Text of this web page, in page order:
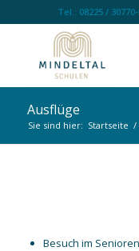
Tel.: 08225 /
Ausflüge
Sie sind hier: Startseite /
Besuch im